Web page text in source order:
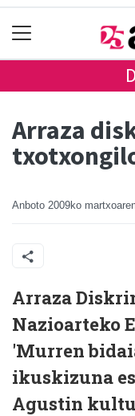
Arraza
Anboto 2009ko
Arraza
Nazioarteko
'Murren
ikuskizuna
Agustin